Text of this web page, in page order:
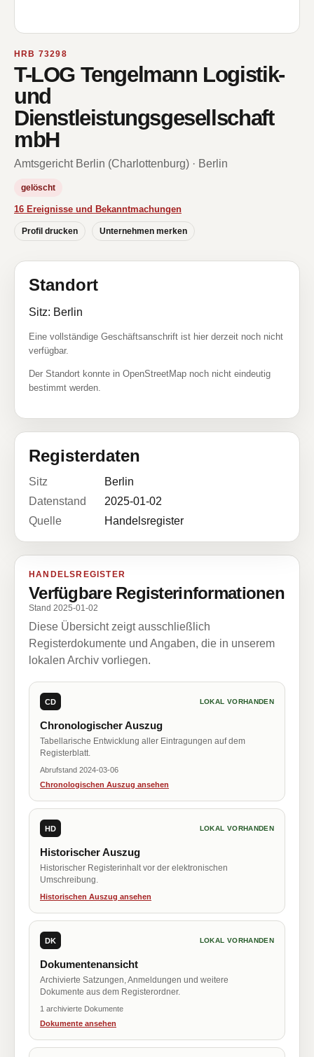
HRB 73298
T-LOG Tengelmann Logistik-
und
Dienstleistungsgesellschaft
mbH
Amtsgericht Berlin (Charlottenburg) · Berlin
gelöscht
16 Ereignisse und Bekanntmachungen
Profil drucken Unternehmen merken
Standort
Sitz: Berlin
Eine vollständige Geschäftsanschrift ist hier derzeit noch nicht
verfügbar.
Der Standort konnte in OpenStreetMap noch nicht eindeutig
bestimmt werden.
Registerdaten
Sitz
Berlin
Datenstand
2025-01-02
Quelle
Handelsregister
HANDELSREGISTER
Verfügbare Registerinformationen
Stand 2025-01-02
Diese Übersicht zeigt ausschließlich
Registerdokumente und Angaben, die in unserem
lokalen Archiv vorliegen.
CD LOKAL VORHANDEN
Chronologischer Auszug
Tabellarische Entwicklung aller Eintragungen auf dem
Registerblatt.
Abrufstand 2024-03-06
Chronologischen Auszug ansehen
HD LOKAL VORHANDEN
Historischer Auszug
Historischer Registerinhalt vor der elektronischen
Umschreibung.
Historischen Auszug ansehen
DK LOKAL VORHANDEN
Dokumentenansicht
Archivierte Satzungen, Anmeldungen und weitere
Dokumente aus dem Registerordner.
1 archivierte Dokumente
Dokumente ansehen